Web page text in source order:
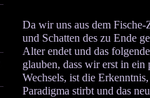
Da wir uns aus dem
und Schatten des zu Ende
Alter endet und das
glauben, dass wir erst in
Wechsels, ist die
Paradigma stirbt und das